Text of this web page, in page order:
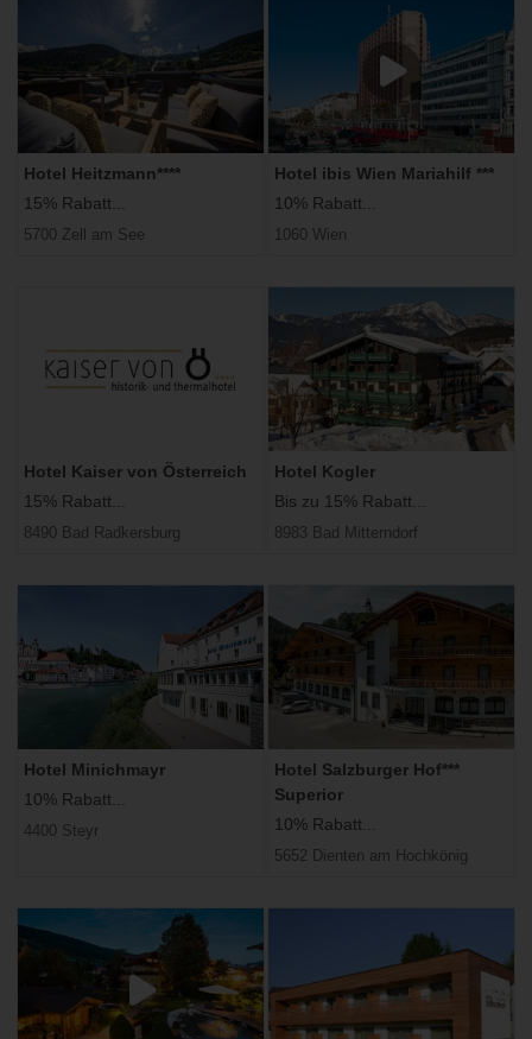
Hotel Heitzmann****
15% Rabatt...
5700 Zell am See
Hotel ibis Wien Mariahilf ***
10% Rabatt...
1060 Wien
Hotel Kaiser von Österreich
15% Rabatt...
8490 Bad Radkersburg
Hotel Kogler
Bis zu 15% Rabatt...
8983 Bad Mitterndorf
Hotel Minichmayr
10% Rabatt...
4400 Steyr
Hotel Salzburger Hof***
Superior
10% Rabatt...
5652 Dienten am Hochkönig